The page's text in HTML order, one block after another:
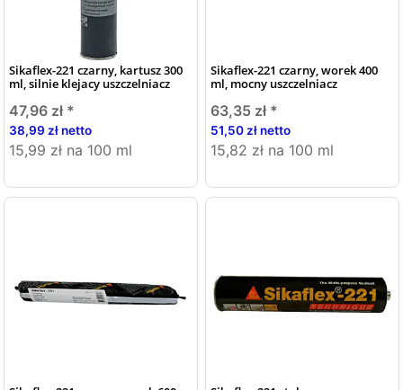
Sikaflex-221 czarny, kartusz 300
ml, silnie klejacy uszczelniacz
47,96 zł *
38,99 zł netto
15,99 zł na 100 ml
Sikaflex-221 czarny, worek 400
ml, mocny uszczelniacz
63,35 zł *
51,50 zł netto
15,82 zł na 100 ml